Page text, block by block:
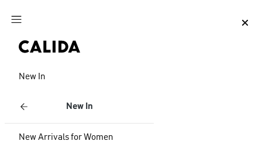
Jump to main content
New In
New In
New Arrivals for Women